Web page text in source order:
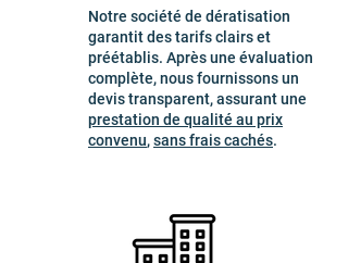
Notre société de dératisation
garantit des tarifs clairs et
préétablis. Après une évaluation
complète, nous fournissons un
devis transparent, assurant une
prestation de qualité au prix
convenu,sans frais cachés.